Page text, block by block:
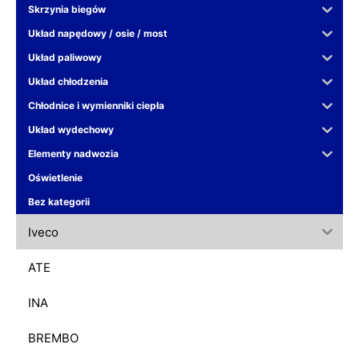
Skrzynia biegów
Układ napędowy / osie / most
Układ paliwowy
Układ chłodzenia
Chłodnice i wymienniki ciepła
Układ wydechowy
Elementy nadwozia
Oświetlenie
Bez kategorii
Iveco
ATE
INA
BREMBO